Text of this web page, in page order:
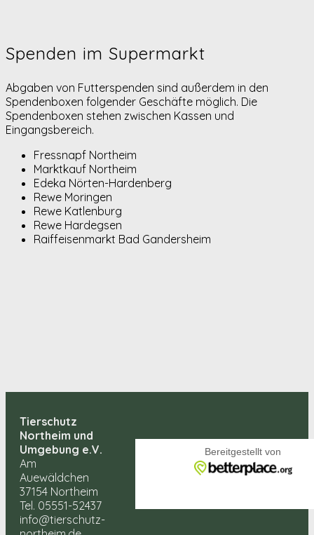
Spenden im Supermarkt
Abgaben von Futterspenden sind außerdem in den
Spendenboxen folgender Geschäfte möglich. Die
Spendenboxen stehen zwischen Kassen und
Eingangsbereich.
Fressnapf Northeim
Marktkauf Northeim
Edeka Nörten-Hardenberg
Rewe Moringen
Rewe Katlenburg
Rewe Hardegsen
Raiffeisenmarkt Bad Gandersheim
Tierschutz
Northeim und
Umgebung e.V.
Am
Auewäldchen
37154 Northeim
Tel. 05551-52437
info@tierschutz-